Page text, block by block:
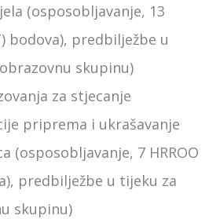
(osposobljavanje, 13
bodova), predbilježbe u
skupinu)
za stjecanje
priprema i ukrašavanje
(osposobljavanje, 7 HRROO
predbilježbe u tijeku za
skupinu)